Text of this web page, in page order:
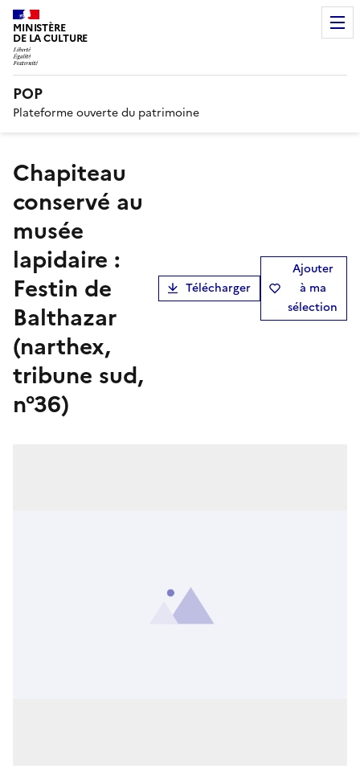
MINISTÈRE
DE LA CULTURE
POP
Plateforme ouverte du patrimoine
Chapiteau
conservé au
musée
lapidaire :
Festin de
Balthazar
(narthex,
tribune sud,
n°36)
Télécharger
Ajouter
à ma
sélection